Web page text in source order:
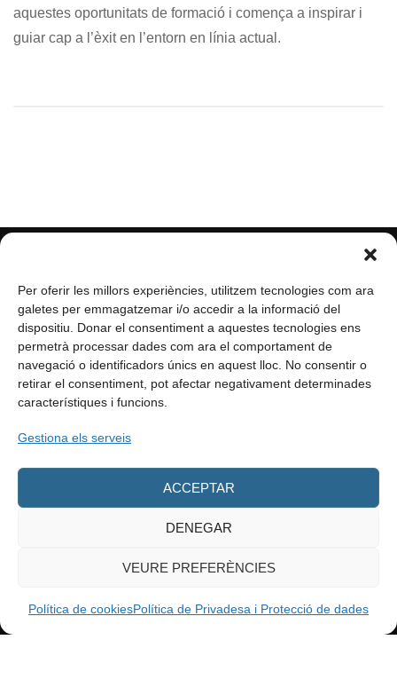
Per oferir les millors experiències, utilitzem tecnologies com ara
galetes per emmagatzemar i/o accedir a la informació del
dispositiu. Donar el consentiment a aquestes tecnologies ens
permetrà processar dades com ara el comportament de
navegació o identificadors únics en aquest lloc. No consentir o
retirar el consentiment, pot afectar negativament determinades
característiques i funcions.
Gestiona els serveis
ACCEPTAR
DENEGAR
VEURE PREFERÈNCIES
Política de cookiesPolítica de Privadesa i Protecció de dades
aquestes oportunitats de formació i comença a inspirar i
guiar cap a l’èxit en l’entorn en línia actual.
info@enformacio.cat
Tots els drets reservats.©enformacio.cat – 2023
Contacte